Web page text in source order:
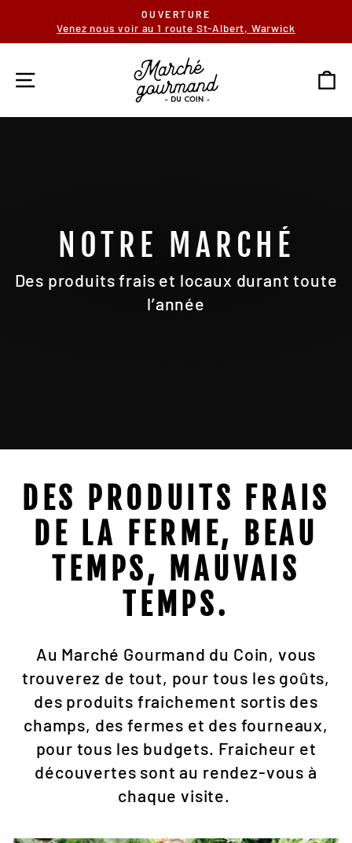
contenu
Diaporama
Pause
OUVERTURE
Venez nous voir au 1 route St-Albert, Warwick
NOTRE MARCHÉ
Des produits frais et locaux durant toute
l’année
DES PRODUITS FRAIS
DE LA FERME, BEAU
TEMPS, MAUVAIS
TEMPS.
Au Marché Gourmand du Coin, vous
trouverez de tout, pour tous les goûts,
des produits fraichement sortis des
champs, des fermes et des fourneaux,
pour tous les budgets. Fraicheur et
découvertes sont au rendez-vous à
chaque visite.